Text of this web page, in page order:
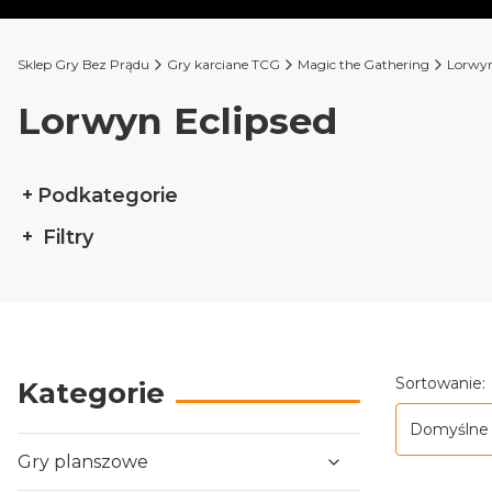
Sklep Gry Bez Prądu Gry karciane TCG Magic the Gathering
Lorwyn Eclipsed
Podkategorie
Filtry
Kategorie
Gry planszowe
Lista
Sortowanie:
Domyślne